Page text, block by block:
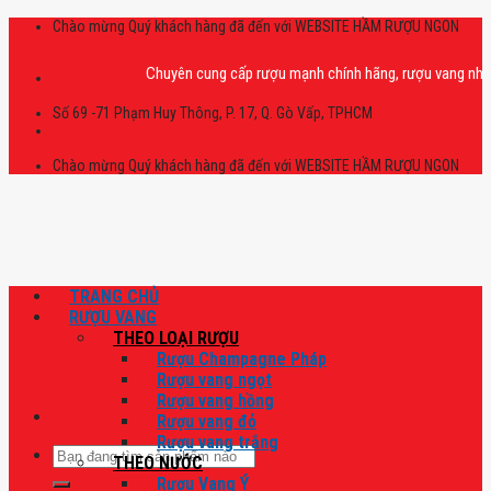
Skip
Chào mừng Quý khách hàng đã đến với WEBSITE HẦM RƯỢU NGON
Chuyên cung cấp rượu mạnh chính hãng, rượu vang nhập
Số 69 -71 Phạm Huy Thông, P. 17, Q. Gò Vấp, TPHCM
Chào mừng Quý khách hàng đã đến với WEBSITE HẦM RƯỢU NGON
Tìm
kiếm:
TRANG CHỦ
RƯỢU VANG
THEO LOẠI RƯỢU
Rượu Champagne Pháp
Rượu vang ngọt
Rượu vang hồng
Rượu vang đỏ
Rượu vang trắng
THEO NƯỚC
Rượu Vang Ý